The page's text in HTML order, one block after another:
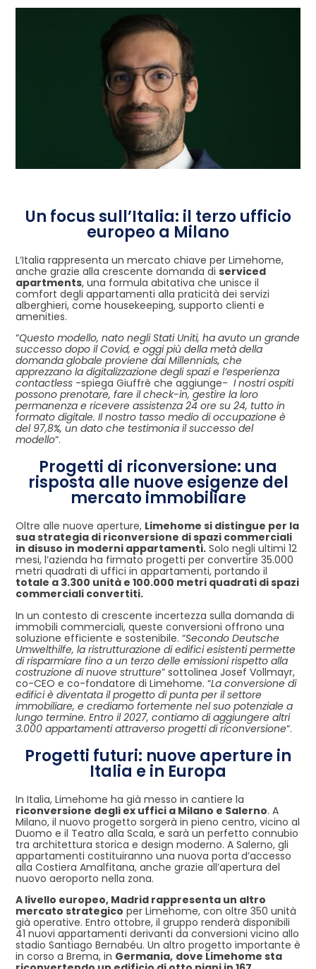
Un focus sull’Italia: il terzo ufficio
europeo a Milano
L’Italia rappresenta un mercato chiave per Limehome,
anche grazie alla crescente domanda di serviced
apartments, una formula abitativa che unisce il
comfort degli appartamenti alla praticità dei servizi
alberghieri, come housekeeping, supporto clienti e
amenities.
“Questo modello, nato negli Stati Uniti, ha avuto un grande
successo dopo il Covid, e oggi più della metà della
domanda globale proviene dai Millennials, che
apprezzano la digitalizzazione degli spazi e l’esperienza
contactless -spiega Giuffrè che aggiunge- I nostri ospiti
possono prenotare, fare il check-in, gestire la loro
permanenza e ricevere assistenza 24 ore su 24, tutto in
formato digitale. Il nostro tasso medio di occupazione è
del 97,8%, un dato che testimonia il successo del
modello“.
Progetti di riconversione: una
risposta alle nuove esigenze del
mercato immobiliare
Oltre alle nuove aperture, Limehome si distingue per la
sua strategia di riconversione di spazi commerciali
in disuso in moderni appartamenti. Solo negli ultimi 12
mesi, l’azienda ha firmato progetti per convertire 35.000
metri quadrati di uffici in appartamenti, portando il
totale a 3.300 unità e 100.000 metri quadrati di spazi
commerciali convertiti.
In un contesto di crescente incertezza sulla domanda di
immobili commerciali, queste conversioni offrono una
soluzione efficiente e sostenibile. “Secondo Deutsche
Umwelthilfe, la ristrutturazione di edifici esistenti permette
di risparmiare fino a un terzo delle emissioni rispetto alla
costruzione di nuove strutture” sottolinea Josef Vollmayr,
co-CEO e co-fondatore di Limehome. “La conversione di
edifici è diventata il progetto di punta per il settore
immobiliare, e crediamo fortemente nel suo potenziale a
lungo termine. Entro il 2027, contiamo di aggiungere altri
3.000 appartamenti attraverso progetti di riconversione“.
Progetti futuri: nuove aperture in
Italia e in Europa
In Italia, Limehome ha già messo in cantiere la
riconversione degli ex uffici a Milano e Salerno. A
Milano, il nuovo progetto sorgerà in pieno centro, vicino al
Duomo e il Teatro alla Scala, e sarà un perfetto connubio
tra architettura storica e design moderno. A Salerno, gli
appartamenti costituiranno una nuova porta d’accesso
alla Costiera Amalfitana, anche grazie all’apertura del
nuovo aeroporto nella zona.
A livello europeo, Madrid rappresenta un altro
mercato strategico per Limehome, con oltre 350 unità
già operative. Entro ottobre, il gruppo renderà disponibili
41 nuovi appartamenti derivanti da conversioni vicino allo
stadio Santiago Bernabéu. Un altro progetto importante è
in corso a Brema, in Germania, dove Limehome sta